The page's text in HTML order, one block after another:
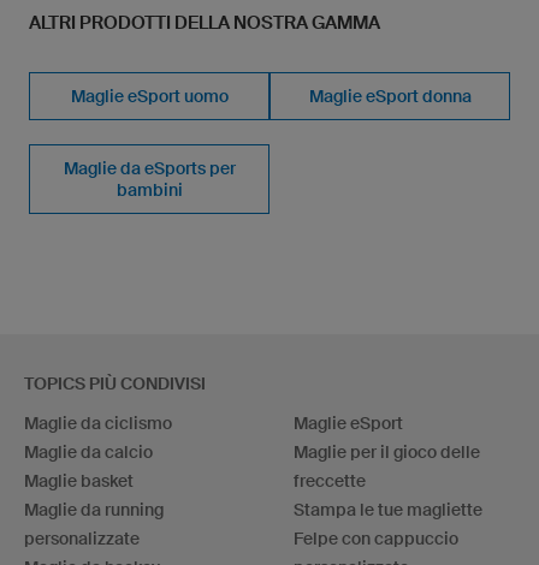
ALTRI PRODOTTI DELLA NOSTRA GAMMA
Maglie eSport uomo Maglie eSport donna
Maglie da eSports per
bambini
TOPICS PIÙ CONDIVISI
Maglie da ciclismo
Maglie da calcio
Maglie basket
Maglie da running
personalizzate
Maglie eSport
Maglie per il gioco delle
freccette
Stampa le tue magliette
Felpe con cappuccio